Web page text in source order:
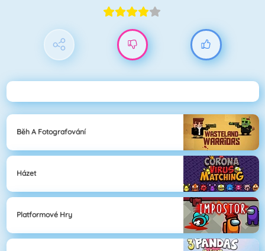
Běh A Fotografování
Házet
Platformové Hry